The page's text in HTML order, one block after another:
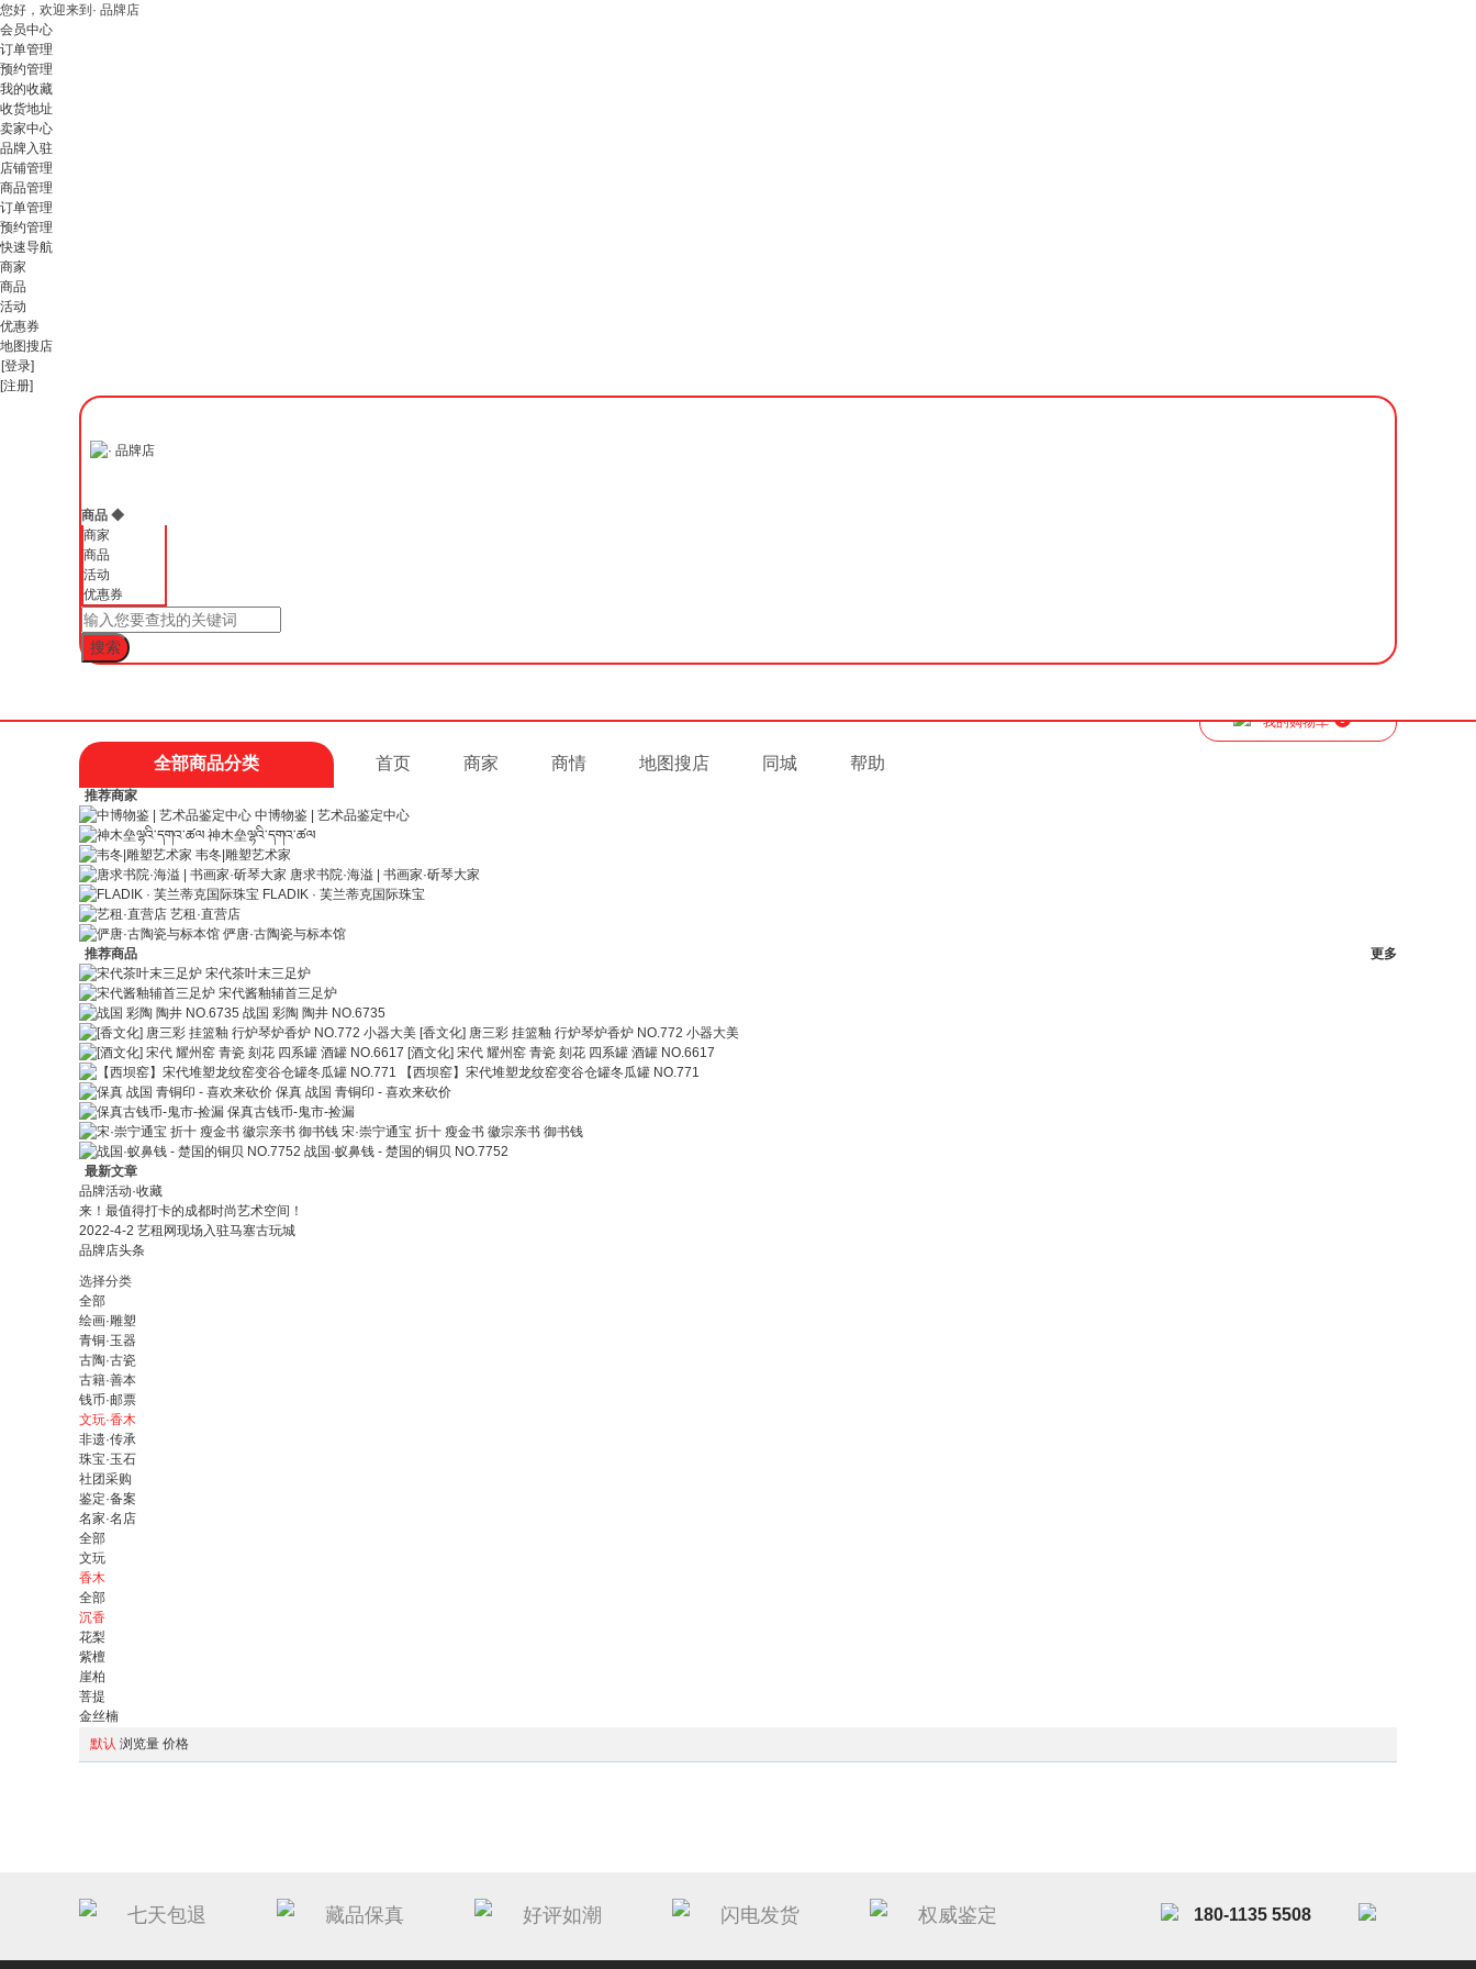
您好，欢迎来到· 品牌店
会员中心
订单管理
预约管理
我的收藏
收货地址
卖家中心
品牌入驻
店铺管理
商品管理
订单管理
预约管理
快速导航
商家
商品
活动
优惠券
地图搜店
[登录]
[注册]
商品 ◆
商家
商品
活动
优惠券
我的购物车 0
全部商品分类 首页 商家 商情 地图搜店 同城 帮助
推荐商家
中博物鉴 | 艺术品鉴定中心
神木垒ལྷའི་དགའ་ཚལ
韦冬|雕塑艺术家
唐求书院·海溢 | 书画家·斫琴大家
FLADIK · 芙兰蒂克国际珠宝
艺租·直营店
俨唐·古陶瓷与标本馆
推荐商品
更多
宋代茶叶末三足炉
宋代酱釉辅首三足炉
战国 彩陶 陶井 NO.6735
[香文化] 唐三彩 挂篮釉 行炉琴炉香炉 NO.772 小器大美
[酒文化] 宋代 耀州窑 青瓷 刻花 四系罐 酒罐 NO.6617
【西坝窑】宋代堆塑龙纹窑变谷仓罐冬瓜罐 NO.771
保真 战国 青铜印 - 喜欢来砍价
保真古钱币-鬼市-捡漏
宋·崇宁通宝 折十 瘦金书 徽宗亲书 御书钱
战国·蚁鼻钱 - 楚国的铜贝 NO.7752
最新文章
品牌活动·收藏
来！最值得打卡的成都时尚艺术空间！
2022-4-2 艺租网现场入驻马塞古玩城
品牌店头条
选择分类
全部
绘画·雕塑
青铜·玉器
古陶·古瓷
古籍·善本
钱币·邮票
文玩·香木
非遗·传承
珠宝·玉石
社团采购
鉴定·备案
名家·名店
全部
文玩
香木
全部
沉香
花梨
紫檀
崖柏
菩提
金丝楠
默认 浏览量 价格
七天包退 藏品保真 好评如潮 闪电发货 权威鉴定 180-1135 5508